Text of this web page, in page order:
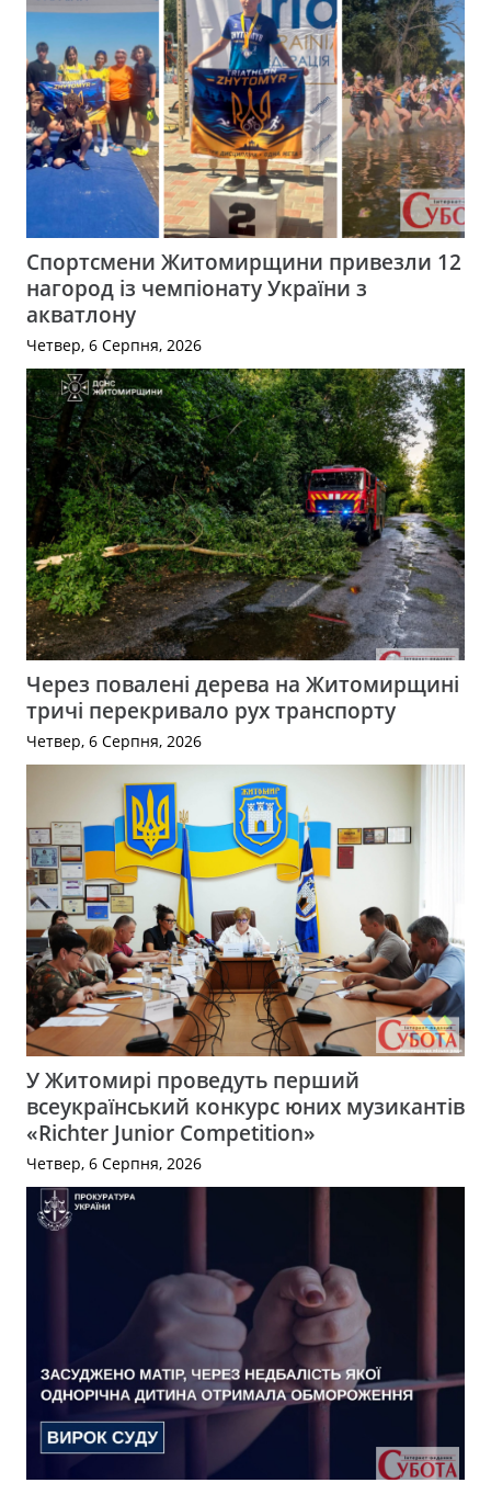
Спортсмени Житомирщини привезли 12
нагород із чемпіонату України з
акватлону
Четвер, 6 Серпня, 2026
Через повалені дерева на Житомирщині
тричі перекривало рух транспорту
Четвер, 6 Серпня, 2026
У Житомирі проведуть перший
всеукраїнський конкурс юних музикантів
«Richter Junior Competition»
Четвер, 6 Серпня, 2026